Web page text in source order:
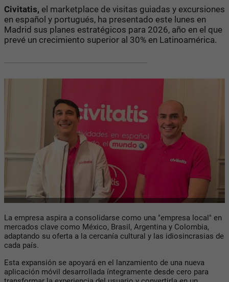
Civitatis, el marketplace de visitas guiadas y excursiones
en español y portugués, ha presentado este lunes en
Madrid sus planes estratégicos para 2026, año en el que
prevé un crecimiento superior al 30% en Latinoamérica.
La empresa aspira a consolidarse como una "empresa local" en
mercados clave como México, Brasil, Argentina y Colombia,
adaptando su oferta a la cercanía cultural y las idiosincrasias de
cada país.
Esta expansión se apoyará en el lanzamiento de una nueva
aplicación móvil desarrollada íntegramente desde cero para